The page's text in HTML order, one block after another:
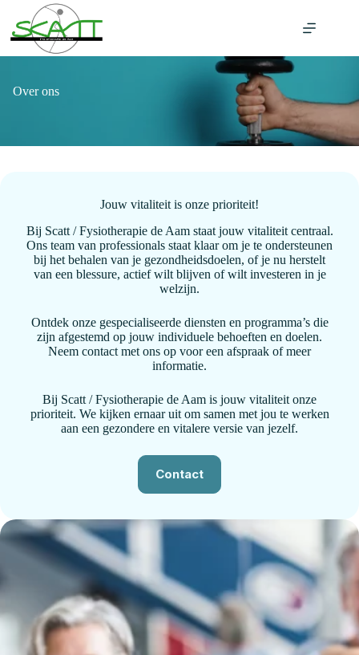
naar
de
Over ons
Jouw vitaliteit is onze prioriteit!
Bij Scatt / Fysiotherapie de Aam staat jouw vitaliteit centraal.
Ons team van professionals staat klaar om je te ondersteunen
bij het behalen van je gezondheidsdoelen, of je nu herstelt
van een blessure, actief wilt blijven of wilt investeren in je
welzijn.
Ontdek onze gespecialiseerde diensten en programma’s die
zijn afgestemd op jouw individuele behoeften en doelen.
Neem contact met ons op voor een afspraak of meer
informatie.
Bij Scatt / Fysiotherapie de Aam is jouw vitaliteit onze
prioriteit. We kijken ernaar uit om samen met jou te werken
aan een gezondere en vitalere versie van jezelf.
Contact